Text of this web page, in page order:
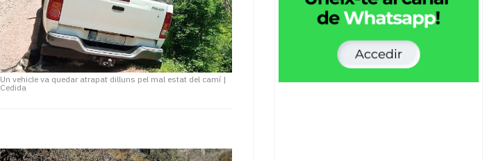
Un vehicle va quedar atrapat dilluns pel mal estat del camí |
Cedida